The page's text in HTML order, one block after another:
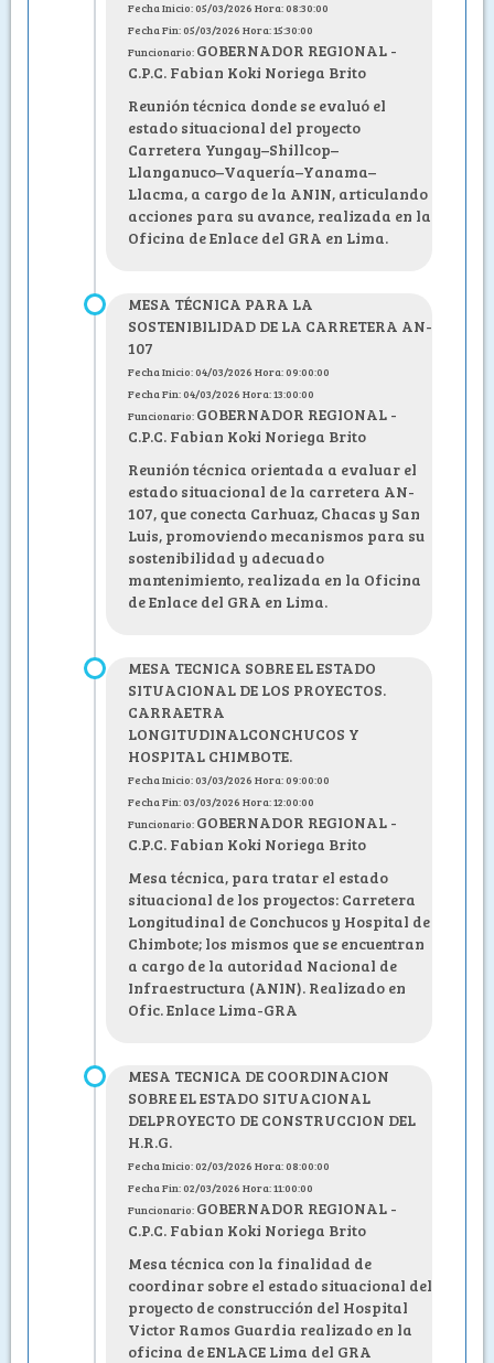
Fecha Inicio: 05/03/2026 Hora: 08:30:00
Fecha Fin: 05/03/2026 Hora: 15:30:00
Funcionario: GOBERNADOR REGIONAL -
C.P.C. Fabian Koki Noriega Brito
Reunión técnica donde se evaluó el
estado situacional del proyecto
Carretera Yungay–Shillcop–
Llanganuco–Vaquería–Yanama–
Llacma, a cargo de la ANIN, articulando
acciones para su avance, realizada en la
Oficina de Enlace del GRA en Lima.
MESA TÉCNICA PARA LA
SOSTENIBILIDAD DE LA CARRETERA AN-
107
Fecha Inicio: 04/03/2026 Hora: 09:00:00
Fecha Fin: 04/03/2026 Hora: 13:00:00
Funcionario: GOBERNADOR REGIONAL -
C.P.C. Fabian Koki Noriega Brito
Reunión técnica orientada a evaluar el
estado situacional de la carretera AN-
107, que conecta Carhuaz, Chacas y San
Luis, promoviendo mecanismos para su
sostenibilidad y adecuado
mantenimiento, realizada en la Oficina
de Enlace del GRA en Lima.
MESA TECNICA SOBRE EL ESTADO
SITUACIONAL DE LOS PROYECTOS.
CARRAETRA
LONGITUDINALCONCHUCOS Y
HOSPITAL CHIMBOTE.
Fecha Inicio: 03/03/2026 Hora: 09:00:00
Fecha Fin: 03/03/2026 Hora: 12:00:00
Funcionario: GOBERNADOR REGIONAL -
C.P.C. Fabian Koki Noriega Brito
Mesa técnica, para tratar el estado
situacional de los proyectos: Carretera
Longitudinal de Conchucos y Hospital de
Chimbote; los mismos que se encuentran
a cargo de la autoridad Nacional de
Infraestructura (ANIN). Realizado en
Ofic. Enlace Lima-GRA
MESA TECNICA DE COORDINACION
SOBRE EL ESTADO SITUACIONAL
DELPROYECTO DE CONSTRUCCION DEL
H.R.G.
Fecha Inicio: 02/03/2026 Hora: 08:00:00
Fecha Fin: 02/03/2026 Hora: 11:00:00
Funcionario: GOBERNADOR REGIONAL -
C.P.C. Fabian Koki Noriega Brito
Mesa técnica con la finalidad de
coordinar sobre el estado situacional del
proyecto de construcción del Hospital
Victor Ramos Guardia realizado en la
oficina de ENLACE Lima del GRA